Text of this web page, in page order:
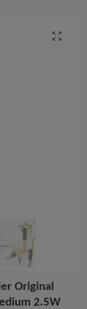
Original
2.5W